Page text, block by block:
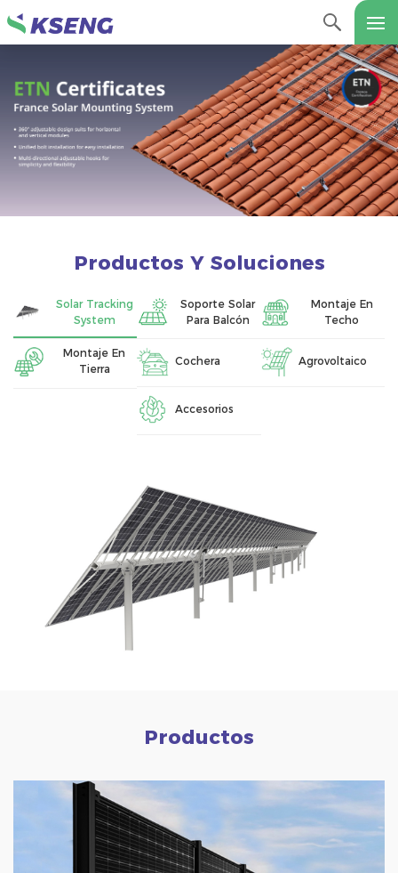
Productos Y Soluciones
Solar Tracking
System
Soporte Solar
Para Balcón
Montaje En
Techo
Montaje En
Tierra
Cochera Agrovoltaico
Accesorios
Productos